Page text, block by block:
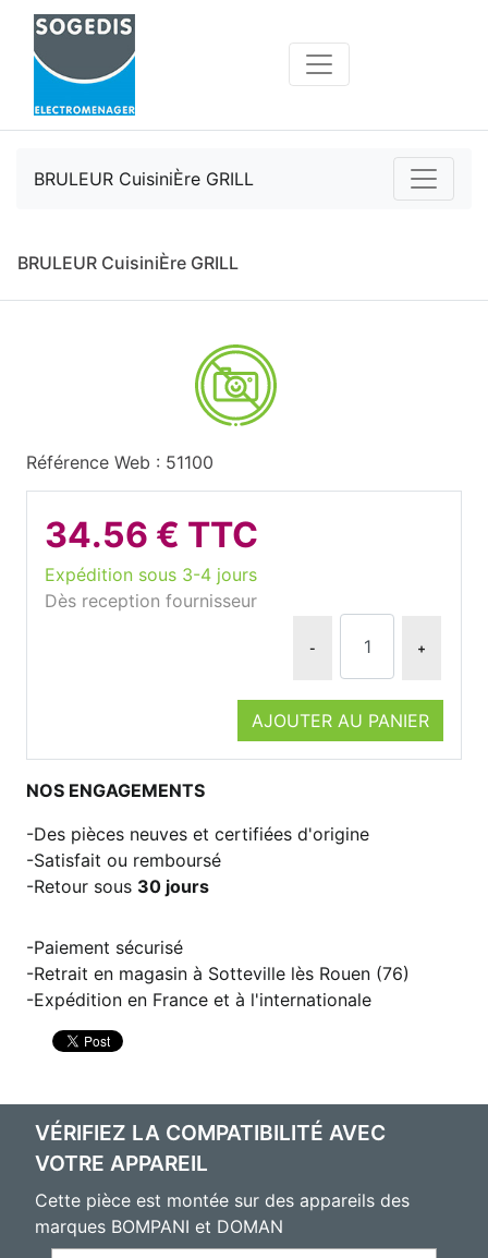
BRULEUR CuisiniÈre GRILL
BRULEUR CuisiniÈre GRILL
Référence Web : 51100
34.56 € TTC
Expédition sous 3-4 jours
Dès reception fournisseur
- +
AJOUTER AU PANIER
NOS ENGAGEMENTS
Des pièces neuves et certifiées d'origine
Satisfait ou remboursé
Retour sous 30 jours
Paiement sécurisé
Retrait en magasin à Sotteville lès Rouen (76)
Expédition en France et à l'internationale
VÉRIFIEZ LA COMPATIBILITÉ AVEC
VOTRE APPAREIL
Cette pièce est montée sur des appareils des
marques BOMPANI et DOMAN